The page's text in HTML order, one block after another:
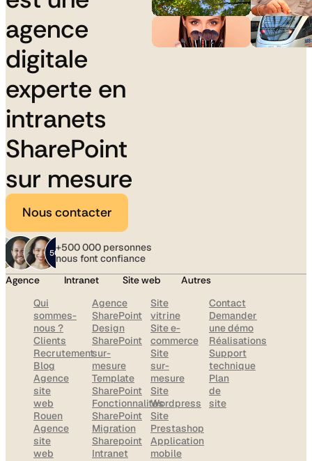
agence
digitale
experte en
intranets
SharePoint
sur mesure
Nous contacter
+500 000 personnes
nous font confiance
Agence
Qui
sommes-
nous ?
Clients
Recrutement
Blog
Agence
site
web
Rouen
Agence
site
web
Intranet
Agence
SharePoint
Design
SharePoint
sur-
mesure
Template
SharePoint
Fonctionnalités
SharePoint
Migration
Sharepoint
Intranet
Site web
Site
vitrine
Site e-
commerce
Site
sur-
mesure
Site
Wordpress
Site
Prestashop
Application
mobile
Autres
Contact
Demander
une démo
Réalisations
Support
technique
Plan
de
site